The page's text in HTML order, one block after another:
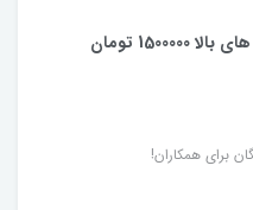
تومان
برای همکاران!